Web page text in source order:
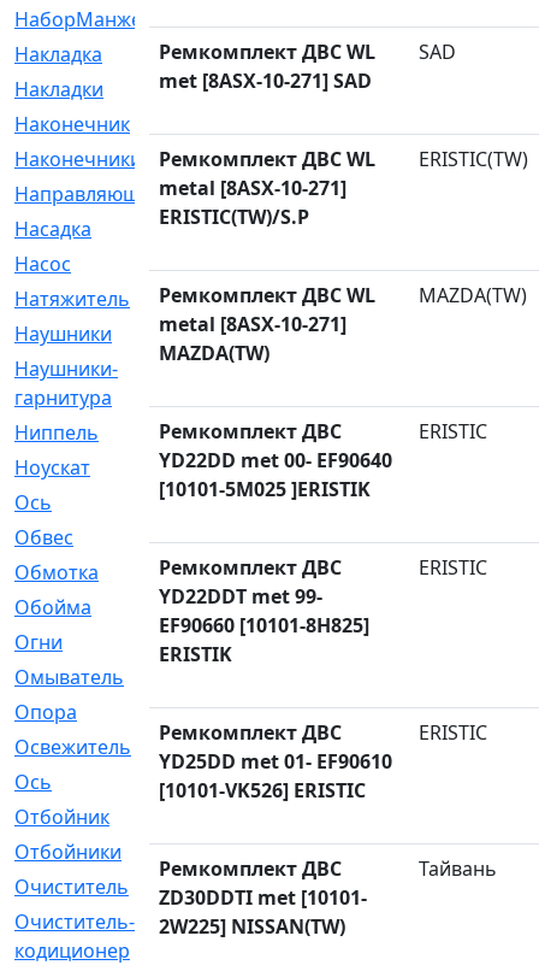
НаборМанжетГТЦ
[33]
Накладка
[51]
Накладки
[1]
Наконечник
Наконечники
[119]
Направляющая
[43]
Насадка
[16]
Насос
[356]
Натяжитель
[125]
Наушники
[8]
Наушники-
гарнитура
[2]
Ниппель
[1]
Ноускат
[53]
Оcь
[2]
Обвес
[3]
Обмотка
[4]
Обойма
[14]
Огни
[1]
Омыватель
Опора
[1]
Освежитель
[1]
Ось
[4]
Отбойник
Отбойники
[80]
Очиститель
[15]
Очиститель-
кодиционер
[1]
Ремкомплект ДВС WL
met [8ASX-10-271] SAD
SAD
Ремкомплект ДВС WL
metal [8ASX-10-271]
ERISTIC(TW)/S.P
ERISTIC(TW)
Ремкомплект ДВС WL
metal [8ASX-10-271]
MAZDA(TW)
MAZDA(TW)
Ремкомплект ДВС
YD22DD met 00- EF90640
[10101-5M025 ]ERISTIK
ERISTIC
Ремкомплект ДВС
YD22DDT met 99-
EF90660 [10101-8H825]
ERISTIK
ERISTIC
Ремкомплект ДВС
YD25DD met 01- EF90610
[10101-VK526] ERISTIC
ERISTIC
Ремкомплект ДВС
ZD30DDTI met [10101-
2W225] NISSAN(TW)
Тайвань